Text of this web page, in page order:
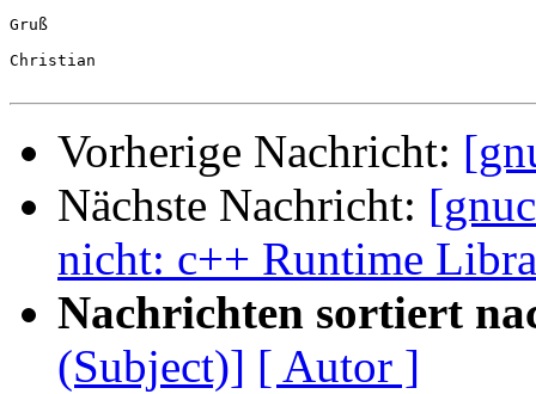
Gruß
Christian
Vorherige Nachricht:
Nächste Nachricht:
nicht: c++ Runtime
Nachrichten sortiert
(Subject)] [ Autor ]